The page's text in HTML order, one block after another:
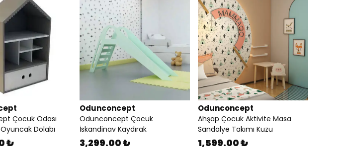
Çocuk Odası
Dolabı
₺
Odunconcept
Odunconcept Çocuk
İskandinav Kaydırak
3,299.00 ₺
Odunconcept
Ahşap Çocuk Aktivite Masa
Sandalye Takımı Kuzu
1,599.00 ₺